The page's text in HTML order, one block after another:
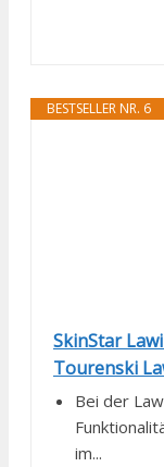
BESTSELLER NR. 6
SkinStar
Tourenski
Bei der
im...